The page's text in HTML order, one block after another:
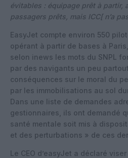
évitables : équipage prêt à partir,
passagers prêts, mais ICC[ n’a
EasyJet compte environ 550
opérant à partir de bases à
selon inews les mots du SNPL
par des navigants un peu
conséquences sur le moral du
par les immobilisations au sol
Dans une liste de demandes
gestionnaires, ils ont demandé
santé mentale soit mis à
et des perturbations » de ces
Le CEO d’easyJet a déclaré